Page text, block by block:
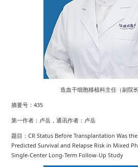
造血干细胞移植科主任（副院
摘要号：435
第一作者：卢岳，通讯作者：卢岳
题目：CR Status Before Transplantation Was
Predicted Survival and Relapse Risk in Mixed
Single-Center Long-Term Follow-Up Study